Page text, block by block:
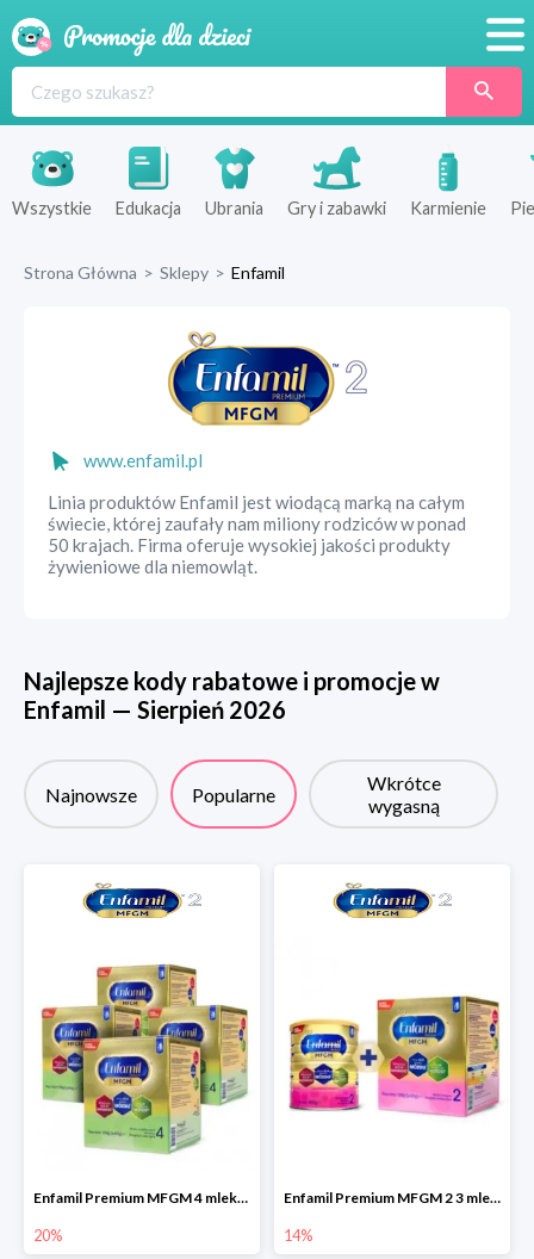
Produkty
Sklepy
Wszystkie Edukacja Ubrania Gry i zabawki Karmienie
Strona Główna > Sklepy > Enfamil
www.enfamil.pl
Linia produktów Enfamil jest wiodącą marką na całym
świecie, której zaufały nam miliony rodziców w ponad
50 krajach. Firma oferuje wysokiej jakości produkty
żywieniowe dla niemowląt.
Najlepsze kody rabatowe i promocje w
Enfamil — Sierpień 2026
Najnowsze Popularne
Wkrótce
wygasną
Enfamil Premium MFGM 4 mleko modyfikowane 4x1200g
20%
Enfamil Premium MFGM 2 3 mleko następne ZESTAW PODRÓŻNY 800g+1200g
14%